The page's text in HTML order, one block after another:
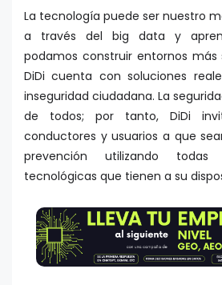
La tecnología puede ser nuestro
a través del big data y
podamos construir entornos más
DiDi cuenta con soluciones
inseguridad ciudadana. La
de todos; por tanto, DiDi
conductores y usuarios a que
prevención utilizando todas
tecnológicas que tienen a su